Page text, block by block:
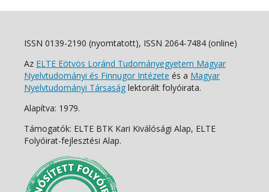
ISSN 0139-2190 (nyomtatott), ISSN 2064-7484 (online)
Az ELTE Eötvös Loránd Tudományegyetem Magyar
Nyelvtudományi és Finnugor Intézete és a Magyar
Nyelvtudományi Társaság lektorált folyóirata.
Alapítva: 1979.
Támogatók: ELTE BTK Kari Kiválósági Alap, ELTE
Folyóirat-fejlesztési Alap.